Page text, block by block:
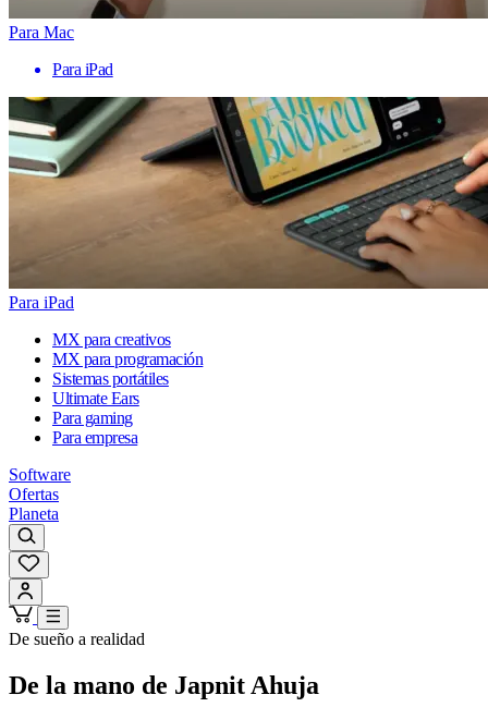
Para Mac
Para iPad
Para iPad
MX para creativos
MX para programación
Sistemas portátiles
Ultimate Ears
Para gaming
Para empresa
Software
Ofertas
Planeta
De sueño a realidad
De la mano de Japnit Ahuja